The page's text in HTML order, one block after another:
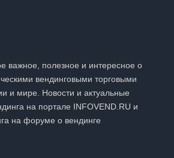
важное, полезное и интересное о
вендинговыми торговыми
и мире. Новости и актуальные
на портале INFOVEND.RU и
на форуме о вендинге